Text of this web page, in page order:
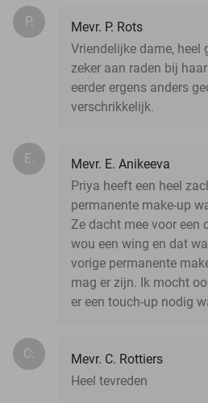
P.
Mevr. P. Rots
Vriendelijke dame, heel
zeker aan raden bij
eerder ergens anders
verschrikkelijk.
E.
Mevr. E. Anikeeva
Priya heeft een heel
permanente make-up
Ze dacht mee voor een
wou een wing en dat
vorige permanente
mag er zijn. Ik mocht
er een touch-up nodig
C.
Mevr. C. Rottiers
Heel tevreden